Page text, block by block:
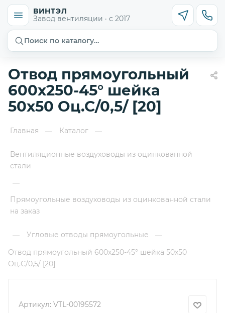
ВИНТЭЛ
Завод вентиляции · с 2017
Поиск по каталогу…
Отвод прямоугольный
600х250-45° шейка
50х50 Оц.С/0,5/ [20]
Главная — Каталог —
Вентиляционные воздуховоды из оцинкованной
стали
—
Прямоугольные воздуховоды из оцинкованной стали
на заказ
— Угловые отводы прямоугольные
—
Отвод прямоугольный 600х250-45° шейка 50х50
Оц.С/0,5/ [20]
Артикул: VTL-00195572